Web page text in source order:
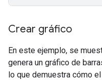
Crear gráfico
En este ejemplo, se
genera un gráfico de
lo que demuestra cómo